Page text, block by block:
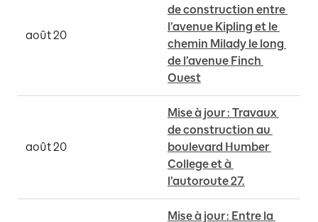
août 20
de construction entre
l’avenue Kipling et le
chemin Milady le long
de l’avenue Finch
Ouest
août 20
Mise à jour : Travaux
de construction au
boulevard Humber
College et à
l’autoroute 27.
Mise à jour : Entre la